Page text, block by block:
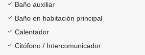
Baño auxiliar
Baño en habitación principal
Calentador
Citófono / Intercomunicador